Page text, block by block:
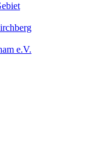
e.V.